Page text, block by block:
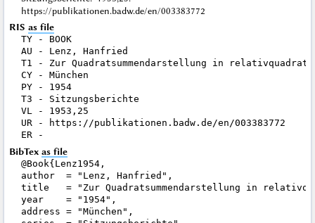
https://publikationen.badw.de/en/003383772
RIS as file
TY - BOOK
AU - Lenz, Hanfried
T1 - Zur Quadratsummendarstellung in
CY - München
PY - 1954
T3 - Sitzungsberichte
VL - 1953,25
UR - https://publikationen.badw.de/en/003383772
BibTex as file
@Book{Lenz1954,
author  = "Lenz, Hanfried",
title   = "Zur Quadratsummendarstellung in
year    = "1954",
address = "München",